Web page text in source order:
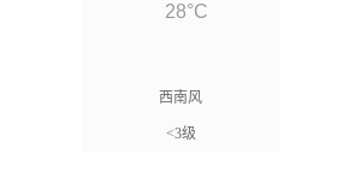
西南风
<3级
28°C